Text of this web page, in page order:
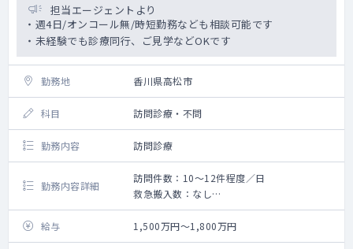
担当エージェントより
・週4日/オンコール無/時短勤務なども相談可能です
・未経験でも診療同行、ご見学などOKです
勤務地 香川県高松市
科目 訪問診療・不問
勤務内容 訪問診療
勤務内容詳細
訪問件数：10～12件程度／日
救急搬入数：なし
・クリニック全体で居宅50件、施設全体で
100人以下
居宅中心ですが施設だと1/3カウント（3人
給与 1,500万円～1,800万円